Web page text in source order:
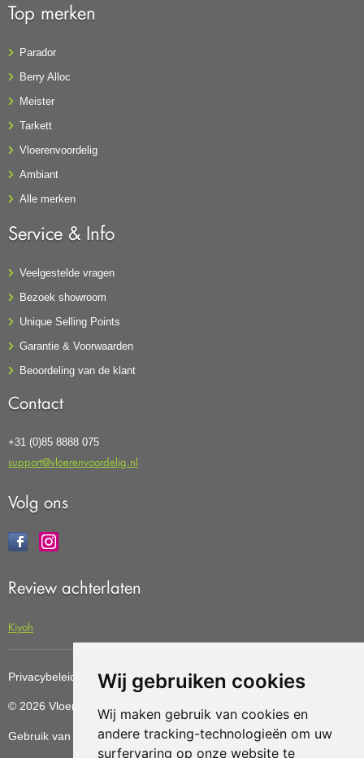
Wij gebruiken cookies
Wij maken gebruik van cookies en
andere tracking-technologieën om uw
surfervaring op onze website te
Top merken
Parador
Berry Alloc
Meister
Tarkett
Vloerenvoordelig
Ambiant
Alle merken
Service & Info
Veelgestelde vragen
Bezoek showroom
Unique Selling Points
Garantie & Voorwaarden
Beoordeling van de klant
Contact
+31 (0)85 8888 075
support@vloerenvoordelig.nl
Volg ons
Review achterlaten
Kiyoh
Privacybeleid Cookiebeleid Update cookies preferences
© 2026 Vloerenvoordelig Deze website is ontwikkeld door AGN
Gebruik van deze site betekent dat u dealgemene voorwaarden